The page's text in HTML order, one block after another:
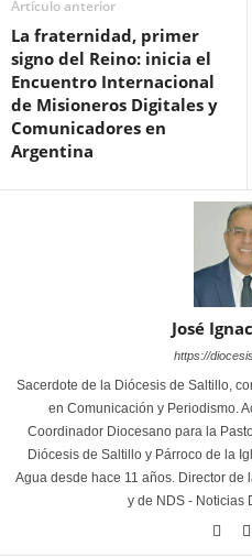
Artículo anterior
La fraternidad, primer
signo del Reino: inicia el
Encuentro Internacional
de Misioneros Digitales y
Comunicadores en
Argentina
José
https://
Sacerdote de la Diócesis de Saltillo,
en Comunicación y Periodismo.
Coordinador Diocesano para la
Diócesis de Saltillo y Párroco de la
Agua desde hace 11 años. Director de
y de NDS - Noticias